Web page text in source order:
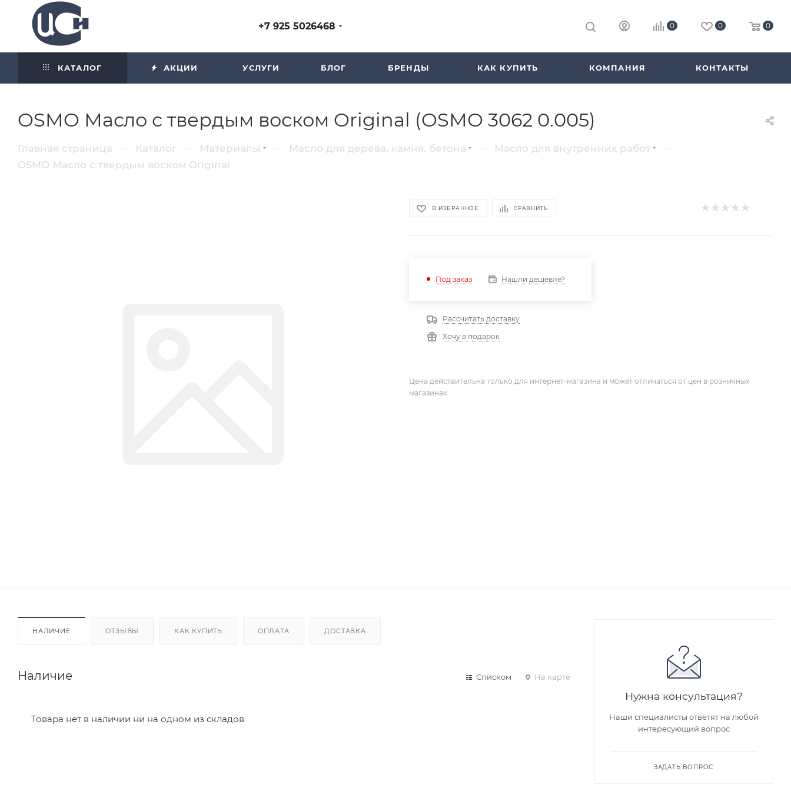
+7 925 5026468 0 0 0
КАТАЛОГ АКЦИИ УСЛУГИ БЛОГ БРЕНДЫ КАК КУПИТЬ КОМПАНИЯ КОНТАКТЫ
OSMO Масло с твердым воском Original (OSMO 3062 0.005)
Главная страница Каталог Материалы Масло для дерева, камня, бетона Масло для внутренних работ
OSMO Масло с твердым воском Original
В ИЗБРАННОЕ СРАВНИТЬ
Под заказ Нашли дешевле?
Рассчитать доставку
Хочу в подарок
Цена действительна только для интернет-магазина и может отличаться от цен в розничных
магазинах
НАЛИЧИЕ ОТЗЫВЫ КАК КУПИТЬ ОПЛАТА ДОСТАВКА
Наличие Списком На карте
Товара нет в наличии ни на одном из складов
Нужна консультация?
Наши специалисты ответят на любой
интересующий вопрос
ЗАДАТЬ ВОПРОС